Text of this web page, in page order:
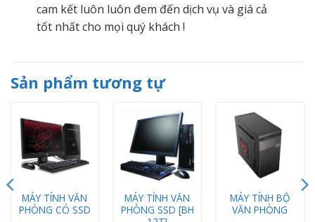
cam kết luôn luôn đem đến dịch vụ và giá cả
tốt nhất cho mọi quý khách !
Sản phẩm tương tự
MÁY TÍNH VĂN
PHÒNG CÓ SSD
MÁY TÍNH VĂN
PHÒNG SSD [BH
MÁY TÍNH BỘ
VĂN PHÒNG